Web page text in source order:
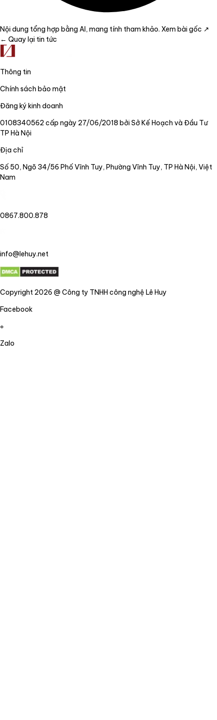
Nội dung tổng hợp bằng AI, mang tính tham khảo. Xem bài gốc ↗
← Quay lại tin tức
Thông tin
Chính sách bảo mật
Đăng ký kinh doanh
0108340562 cấp ngày 27/06/2018 bởi Sở Kế Hoạch và Đầu Tư
TP Hà Nội
Địa chỉ
Số 50, Ngõ 34/56 Phố Vĩnh Tuy, Phường Vĩnh Tuy, TP Hà Nội, Việt
Nam
0867.800.878
info@lehuy.net
Copyright 2026 @ Công ty TNHH công nghệ Lê Huy
Facebook
Zalo